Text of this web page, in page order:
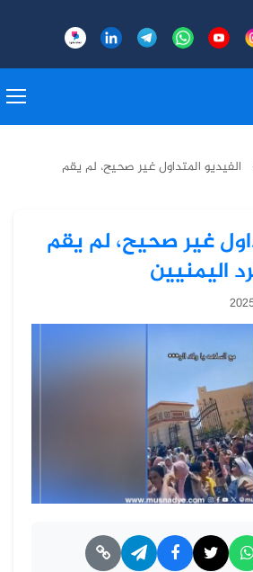
الفيديو المتداول غير صحيح، لم يقم
غير صحيح، لم يقم
اليمنيين